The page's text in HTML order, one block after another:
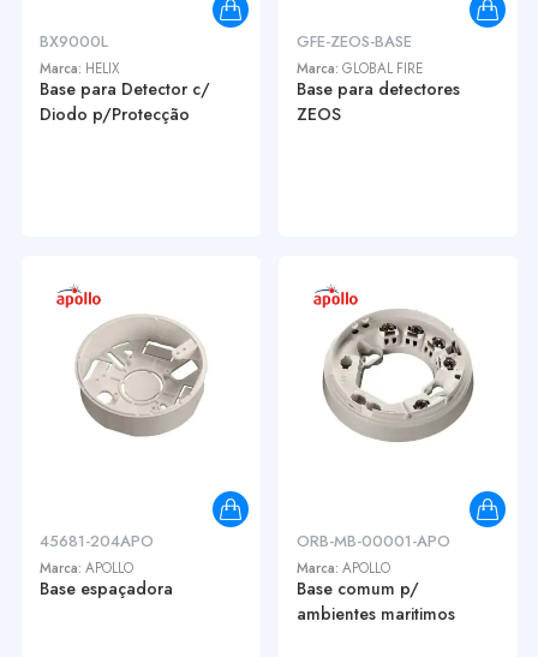
BX9000L
Marca: HELIX
Base para Detector c/
Diodo p/Protecção
GFE-ZEOS-BASE
Marca: GLOBAL FIRE
Base para detectores
ZEOS
45681-204APO
Marca: APOLLO
Base espaçadora
ORB-MB-00001-APO
Marca: APOLLO
Base comum p/
ambientes maritimos